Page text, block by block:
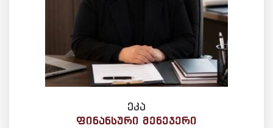
ეკა
ᲤᲘᲜᲐᲜᲡᲣᲠᲘ ᲛᲔᲜᲔᲯᲔᲠᲘ